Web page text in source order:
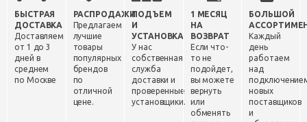
БЫСТРАЯ
ДОСТАВКА
Доставляем
от 1 до 3
дней в
среднем
по Москве
РАСПРОДАЖИ
Предлагаем
лучшие
товары
популярных
брендов
по
отличной
цене.
ПОДЪЕМ
И
УСТАНОВКА
У нас
собственная
служба
доставки и
проверенные
установщики.
1 МЕСЯЦ
НА
ВОЗВРАТ
Если что-
то не
подойдет,
вы можете
вернуть
или
обменять
БОЛЬШОЙ
Каждый
день
работаем
над
новых
поставщиков
и